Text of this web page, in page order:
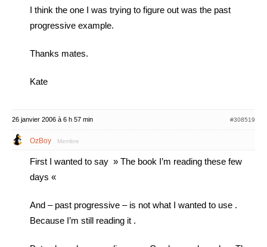
I think the one I was trying to figure out was the past
progressive example.
Thanks mates.
Kate
26 janvier 2006 à 6 h 57 min #308519
OzBoy Membre
First I wanted to say » The book I’m reading these few
days «
And – past progressive – is not what I wanted to use .
Because I’m still reading it .